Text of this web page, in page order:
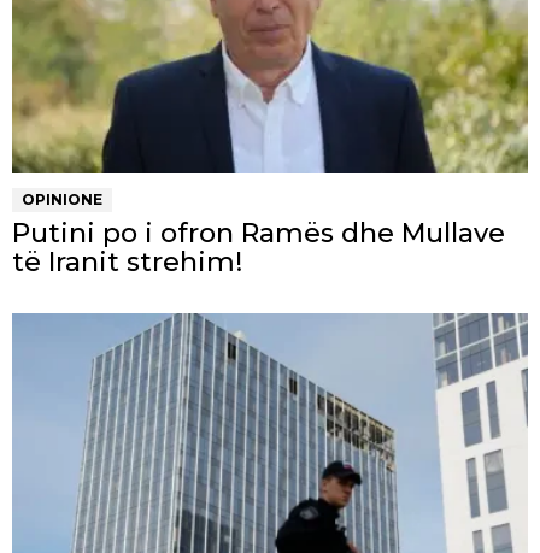
OPINIONE
Putini po i ofron Ramës dhe Mullave
të Iranit strehim!